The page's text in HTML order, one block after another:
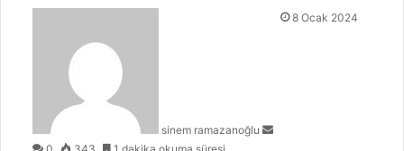
sinem ramazanoğlu
Bir 8 Ocak 2024